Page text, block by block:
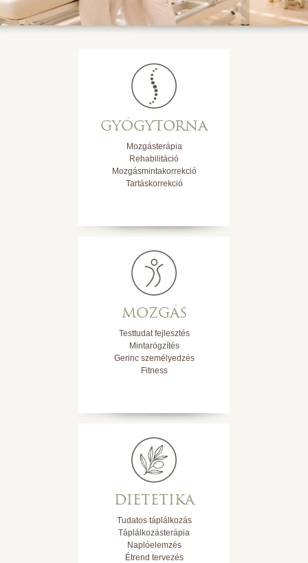
GYÓGYTORNA
Mozgásterápia
Rehabilitáció
Mozgásmintakorrekció
Tartáskorrekció
MOZGÁS
Testtudat fejlesztés
Mintarögzítés
Gerinc személyedzés
Fitness
DIETETIKA
Tudatos táplálkozás
Táplálkozásterápia
Naplóelemzés
Étrend tervezés